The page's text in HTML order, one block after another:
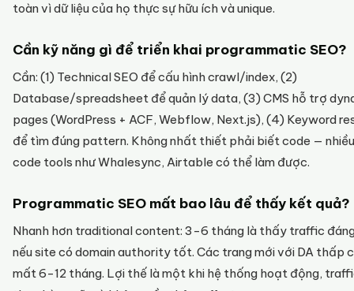
toàn vì dữ liệu của họ thực sự hữu ích và unique.
Cần kỹ năng gì để triển khai programmatic SEO?
Cần: (1) Technical SEO để cấu hình crawl/index, (2)
Database/spreadsheet để quản lý data, (3) CMS hỗ trợ
pages (WordPress + ACF, Webflow, Next.js), (4) Keyword
để tìm đúng pattern. Không nhất thiết phải biết code —
code tools như Whalesync, Airtable có thể làm được.
Programmatic SEO mất bao lâu để thấy kết quả?
Nhanh hơn traditional content: 3-6 tháng là thấy traffic
nếu site có domain authority tốt. Các trang mới với DA thấp
mất 6-12 tháng. Lợi thế là một khi hệ thống hoạt động,